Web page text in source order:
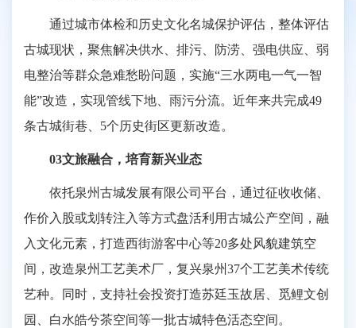
通过城市体检和历史文化名城保护评估，整体评估
古城现状，聚焦解决供水、排污、防涝、强电供应、弱
电整治等群众急难愁盼问题，实施“三水两电一气一智
能”改造，实现管线下地、雨污分流。近年来共完成49
条古城街巷、5个历史街区更新改造。
03文旅融合，培育新兴业态
依托泉州古城发展有限公司平台，通过征收收储、
作价入股或划转注入等方式盘活利用古城公产空间，融
入文化元素，打造西街游客中心等20多处风貌建筑空
间，改造泉州工艺美术厂，复兴泉州37个工艺美术传统
艺种。同时，支持社会投资打造苏廷玉故居、觅鲤文创
园、白水皓兮茶空间等一批古城特色活态空间。